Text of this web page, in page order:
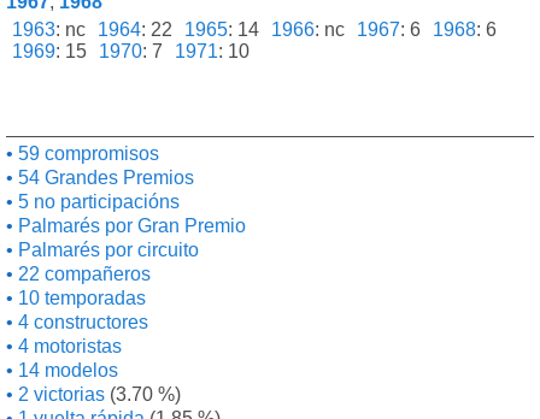
1963: nc 1964: 22 1965: 14 1966: nc 1967: 6 1968: 6
1969: 15 1970: 7 1971: 10
59 compromisos
54 Grandes Premios
5 no participacións
Palmarés por Gran Premio
Palmarés por circuito
22 compañeros
10 temporadas
4 constructores
4 motoristas
14 modelos
2 victorias (3.70 %)